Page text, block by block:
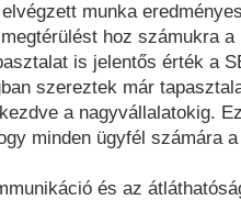
munka
hoz számukra
is jelentős érték a
szereztek már
a nagyvállalatokig.
minden ügyfél számára
és az